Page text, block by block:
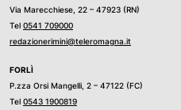
Via Marecchiese, 22 – 47923 (RN)
Tel 0541 709000
redazionerimini@teleromagna.it
FORLÌ
P.zza Orsi Mangelli, 2 – 47122 (FC)
Tel 0543 1900819